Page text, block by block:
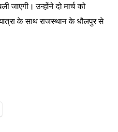
जाएगी। उन्होंने दो मार्च को
के साथ राजस्थान के धौलपुर से